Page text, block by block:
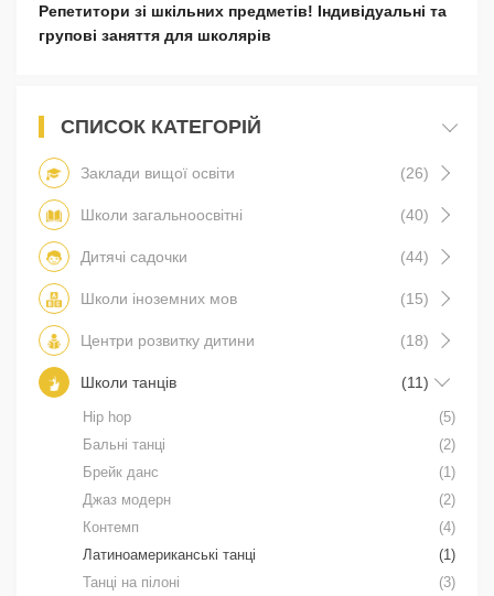
СПИСОК КАТЕГОРІЙ
Заклади вищої освіти (26)
Школи загальноосвітні (40)
Дитячі садочки (44)
Школи іноземних мов (15)
Центри розвитку дитини (18)
Школи танців (11)
Hip hop
(5)
Бальні танці
(2)
Брейк данс
(1)
Джаз модерн
(2)
Контемп
(4)
Латиноамериканські танці
(1)
Танці на пілоні
(3)
Репетитори зі шкільних предметів! Індивідуальні та
групові заняття для школярів